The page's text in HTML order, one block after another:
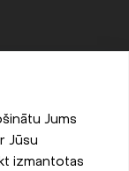
Jums
Jūsu
izmantotas